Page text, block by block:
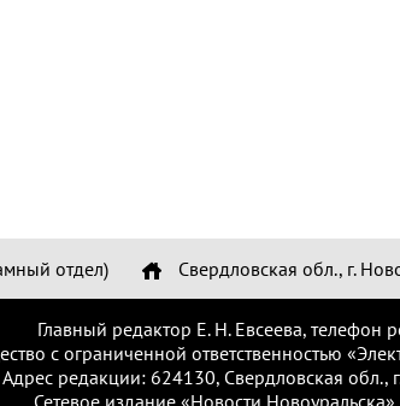
отдел) Свердловская обл., г.
Главный редактор Е. Н. Евсеева, телефон
с ограниченной ответственностью
Адрес редакции: 624130, Свердловская обл.,